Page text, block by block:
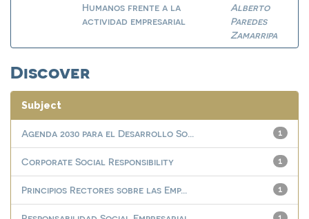
Humanos frente a la
actividad empresarial
Alberto
Paredes
Zamarripa
Discover
Subject
1
Agenda 2030 para el Desarrollo So...
1
Corporate Social Responsibility
1
Principios Rectores sobre las Emp...